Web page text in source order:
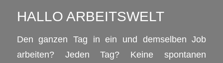
HALLO ARBEITSWELT
Den ganzen Tag in ein und demselben Job
arbeiten? Jeden Tag? Keine spontanen